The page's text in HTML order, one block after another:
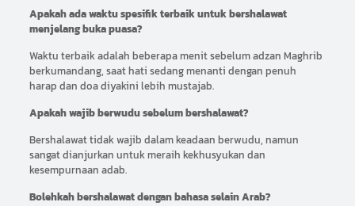
Apakah ada waktu spesifik terbaik untuk bershalawat
menjelang buka puasa?
Waktu terbaik adalah beberapa menit sebelum adzan Maghrib
berkumandang, saat hati sedang menanti dengan penuh
harap dan doa diyakini lebih mustajab.
Apakah wajib berwudu sebelum bershalawat?
Bershalawat tidak wajib dalam keadaan berwudu, namun
sangat dianjurkan untuk meraih kekhusyukan dan
kesempurnaan adab.
Bolehkah bershalawat dengan bahasa selain Arab?